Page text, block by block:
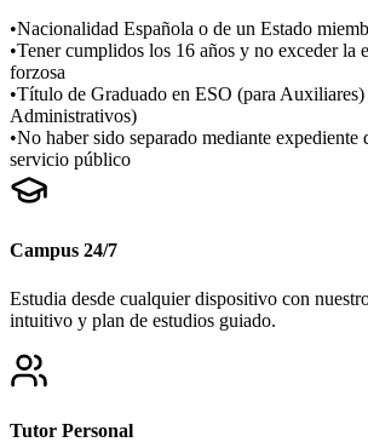
•Nacionalidad Española o de un Estado
•Tener cumplidos los 16 años y no exceder la
forzosa
•Título de Graduado en ESO (para
Administrativos)
•No haber sido separado mediante expediente
servicio público
Campus 24/7
Estudia desde cualquier dispositivo con
intuitivo y plan de estudios guiado.
Tutor Personal